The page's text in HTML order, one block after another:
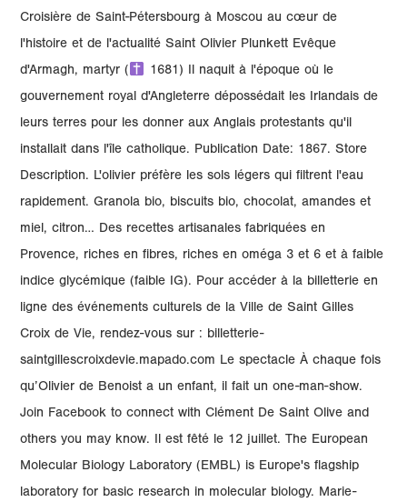
Croisière de Saint-Pétersbourg à Moscou au cœur de
l'histoire et de l'actualité Saint Olivier Plunkett Evêque
d'Armagh, martyr (
1681) Il naquit à l'époque où le
gouvernement royal d'Angleterre dépossédait les Irlandais de
leurs terres pour les donner aux Anglais protestants qu'il
installait dans l'île catholique. Publication Date: 1867. Store
Description. L'olivier préfère les sols légers qui filtrent l'eau
rapidement. Granola bio, biscuits bio, chocolat, amandes et
miel, citron… Des recettes artisanales fabriquées en
Provence, riches en fibres, riches en oméga 3 et 6 et à faible
indice glycémique (faible IG). Pour accéder à la billetterie en
ligne des événements culturels de la Ville de Saint Gilles
Croix de Vie, rendez-vous sur : billetterie-
saintgillescroixdevie.mapado.com Le spectacle À chaque fois
qu’Olivier de Benoist a un enfant, il fait un one-man-show.
Join Facebook to connect with Clément De Saint Olive and
others you may know. Il est fêté le 12 juillet. The European
Molecular Biology Laboratory (EMBL) is Europe's flagship
laboratory for basic research in molecular biology. Marie-